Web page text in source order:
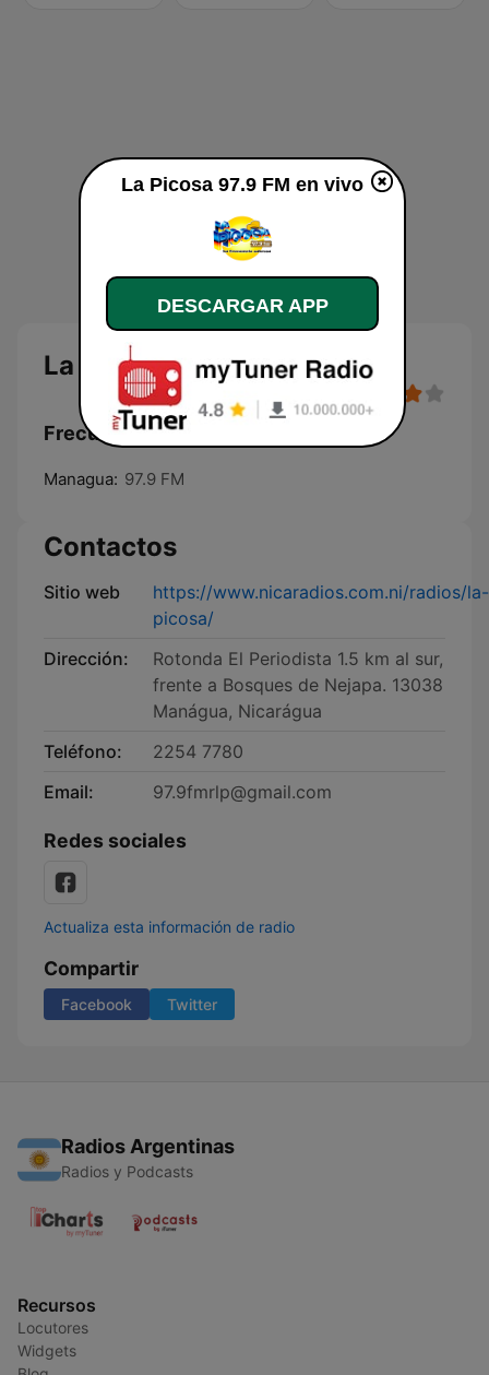
La Picosa 97.9 FM
Frecuencias La Picosa 97.9 FM:
Managua: 97.9 FM
Contactos
Sitio web
https://www.nicaradios.com.ni/radios/la-
picosa/
Dirección:
Rotonda El Periodista 1.5 km al sur,
frente a Bosques de Nejapa. 13038
Manágua, Nicarágua
Teléfono:
2254 7780
Email:
97.9fmrlp@gmail.com
Redes sociales
Actualiza esta información de radio
Compartir
Facebook Twitter
Radios Argentinas
Radios y Podcasts
Recursos
Locutores
Widgets
La Picosa 97.9 FM en vivo
DESCARGAR APP